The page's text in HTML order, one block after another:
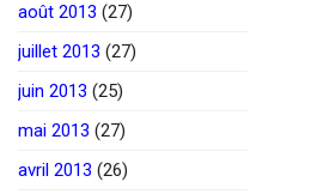
août 2013 (27)
juillet 2013 (27)
juin 2013 (25)
mai 2013 (27)
avril 2013 (26)